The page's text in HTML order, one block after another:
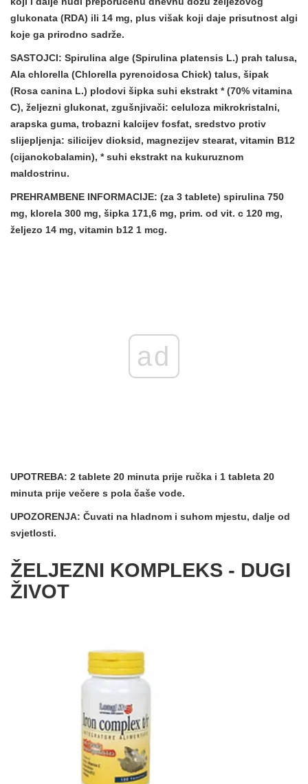
glukonata (RDA) ili 14 mg, plus višak koji daje prisutnost algi
koje ga prirodno sadrže.
SASTOJCI: Spirulina alge (Spirulina platensis L.) prah talusa,
Ala chlorella (Chlorella pyrenoidosa Chick) talus, šipak
(Rosa canina L.) plodovi šipka suhi ekstrakt * (70% vitamina
C), željezni glukonat, zgušnjivači: celuloza mikrokristalni,
arapska guma, trobazni kalcijev fosfat, sredstvo protiv
slijepljenja: silicijev dioksid, magnezijev stearat, vitamin B12
(cijanokobalamin), * suhi ekstrakt na kukuruznom
maldostrinu.
PREHRAMBENE INFORMACIJE: (za 3 tablete) spirulina 750
mg, klorela 300 mg, šipka 171,6 mg, prim. od vit. c 120 mg,
željezo 14 mg, vitamin b12 1 mcg.
ad
UPOTREBA: 2 tablete 20 minuta prije ručka i 1 tableta 20
minuta prije večere s pola čaše vode.
UPOZORENJA: Čuvati na hladnom i suhom mjestu, dalje od
svjetlosti.
ŽELJEZNI KOMPLEKS - DUGI
ŽIVOT